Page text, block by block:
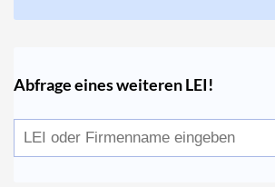
Abfrage eines weiteren LEI!